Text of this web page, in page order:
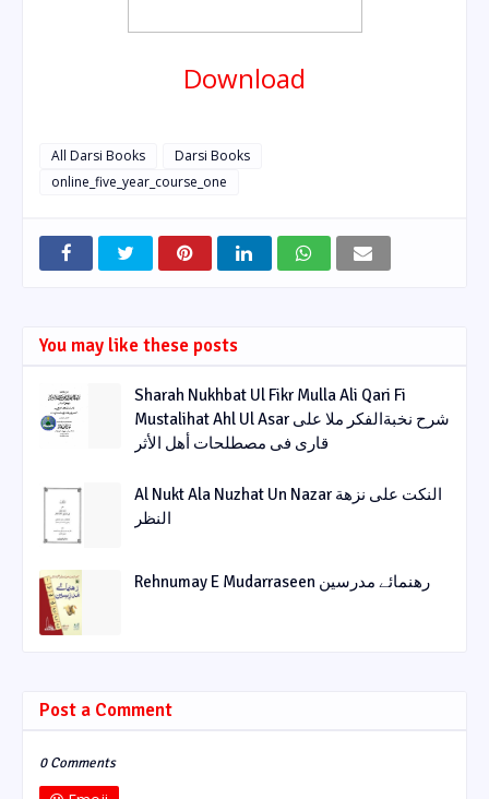
Download
All Darsi Books
Darsi Books
online_five_year_course_one
You may like these posts
Sharah Nukhbat Ul Fikr Mulla Ali Qari Fi
Mustalihat Ahl Ul Asar شرح نخبةالفکر ملا علی
قاری فی مصطلحات أھل الأثر
Al Nukt Ala Nuzhat Un Nazar النکت علی نزھة
النظر
Rehnumay E Mudarraseen رهنمائے مدرسین
Post a Comment
0 Comments